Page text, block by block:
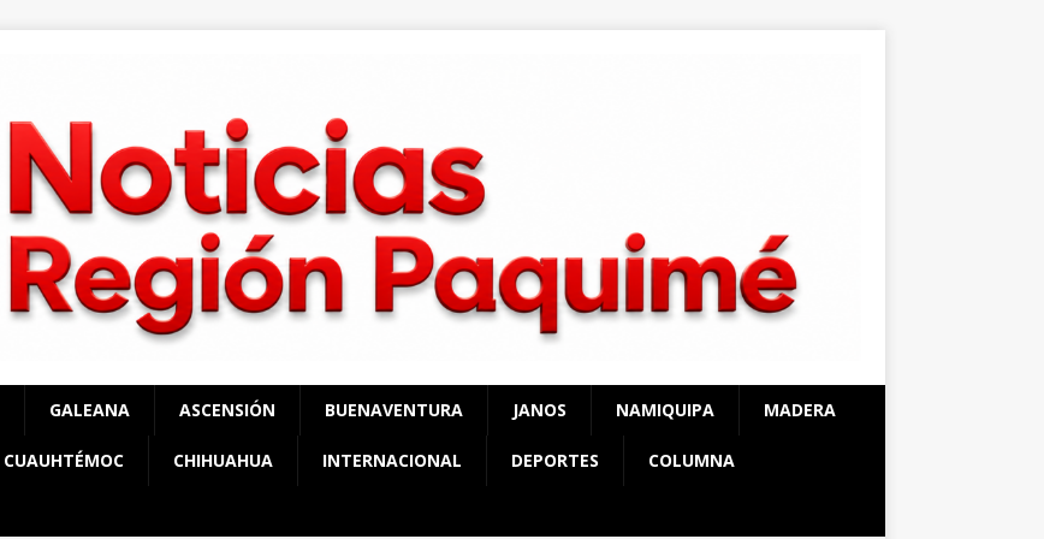
GALEANA ASCENSIÓN BUENAVENTURA JANOS NAMIQUIPA MADERA
CUAUHTÉMOC CHIHUAHUA INTERNACIONAL DEPORTES COLUMNA